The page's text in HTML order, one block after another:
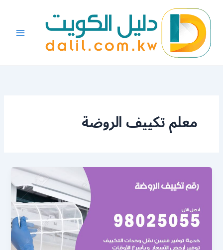
المحتوى
معلم تكييف الروضة